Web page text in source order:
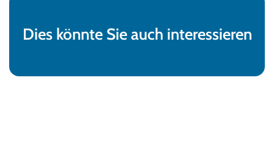
Dies könnte Sie auch interessieren